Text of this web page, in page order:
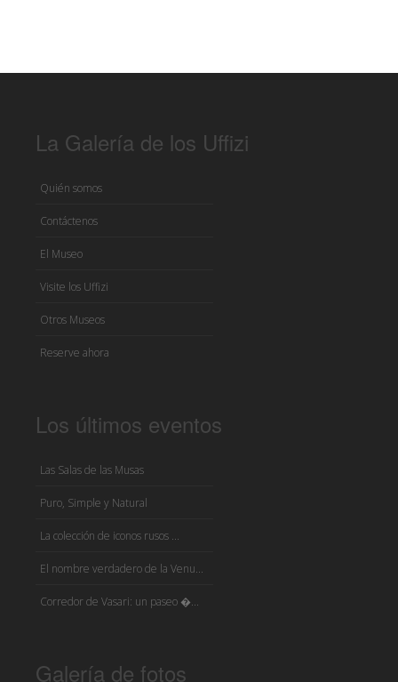
La Galería de los Uffizi
Quién somos
Contáctenos
El Museo
Visite los Uffizi
Otros Museos
Reserve ahora
Los últimos eventos
Las Salas de las Musas
Puro, Simple y Natural
La colección de iconos rusos ...
El nombre verdadero de la Venu...
Corredor de Vasari: un paseo �...
Galería de fotos